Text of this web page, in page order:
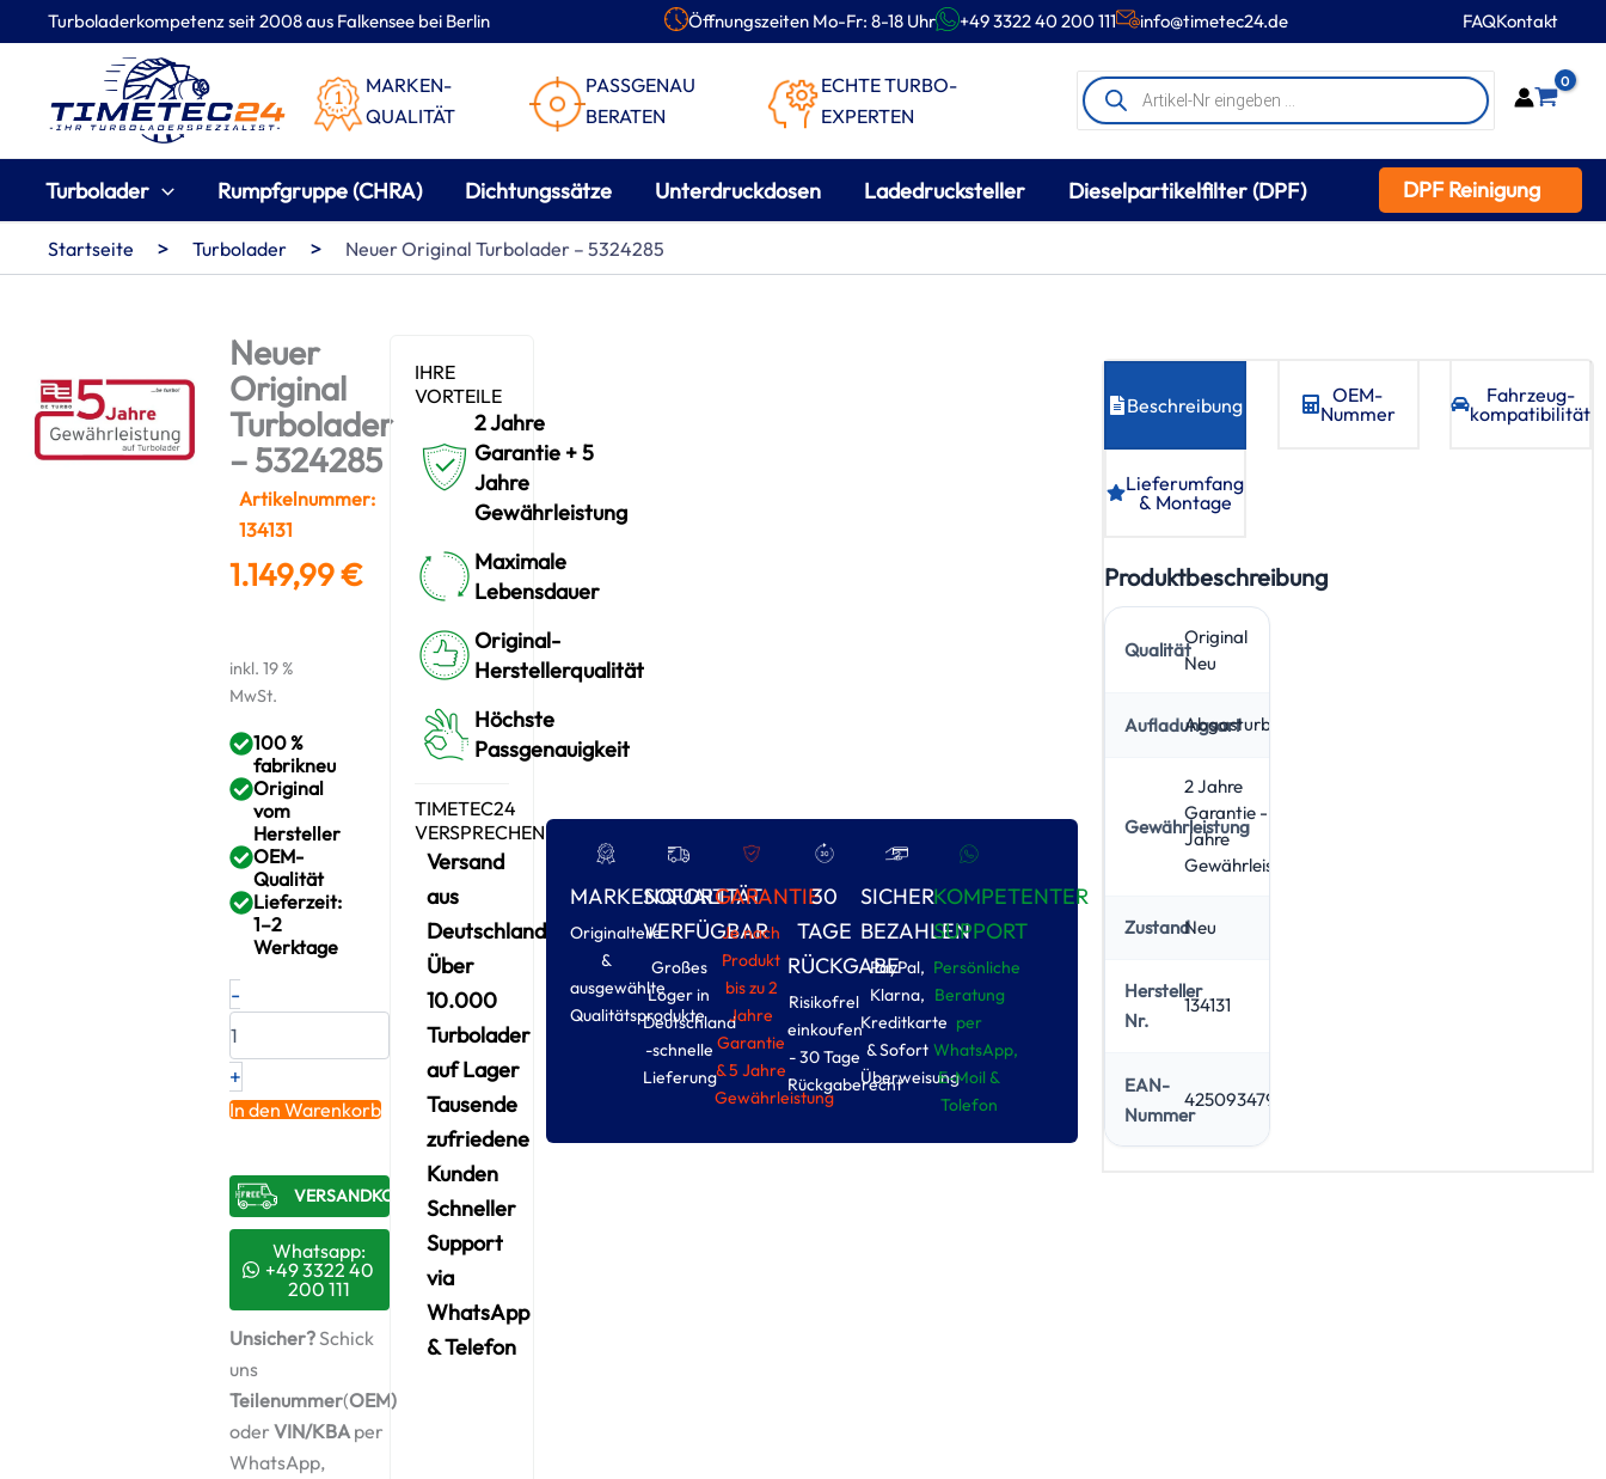
Turboladerkompetenz seit 2008 aus Falkensee bei Berlin Öffnungszeiten Mo-Fr: 8-18 Uhr +49 3322 40 200 111 info@timetec24.de FAQKontakt
MARKEN-
QUALITÄT
PASSGENAU
BERATEN
ECHTE TURBO-
EXPERTEN
Products
search
0
Turbolader Rumpfgruppe (CHRA) Dichtungssätze Unterdruckdosen Ladedrucksteller Dieselpartikelfilter (DPF) DPF Reinigung
Inhalt
Startseite > Turbolader > Neuer Original Turbolader – 5324285
Neuer
Original
Turbolader
– 5324285
Artikelnummer:
134131
1.149,99€
inkl. 19 %
MwSt.
100 %
fabrikneu
Original
vom
Hersteller
OEM-
Qualität
Lieferzeit:
1–2
Werktage
-Neuer
Original
–
5324285
Menge
+
In den Warenkorb
VERSANDKOSTENFREI​
Whatsapp:
+49 3322 40
200 111
Unsicher?Schick
uns
Teilenummer(OEM)
oderVIN/KBA per
WhatsApp,
IHRE
VORTEILE
2 Jahre
Garantie + 5
Jahre
Gewährleistung
Maximale
Lebensdauer
Original-
Herstellerqualität
Höchste
Passgenauigkeit
TIMETEC24
VERSPRECHEN
Versand
aus
Deutschland
Über
10.000
Turbolader
auf Lager
Tausende
zufriedene
Kunden
Schneller
Support
via
WhatsApp
& Telefon
MARKENQUALITÄT
Originalteile
&
ausgewählte
Qualitätsprodukte
SOFORT
VERFÜGBAR
Großes
Loger in
Deutschland
-schnelle
Lieferung
GARANTIE
Je nach
Produkt
bis zu 2
Jahre
Garantie
& 5 Jahre
Gewährleistung
30
TAGE
RÜCKGABE
Risikofrel
einkoufen
- 30 Tage
Rückgaberecht
SICHER
BEZAHLEN
PayPal,
Klarna,
Kreditkarte
& Sofort
Überweisung
KOMPETENTER
SUPPORT
Persönliche
Beratung
per
WhatsApp,
E-Moil &
Tolefon
Beschreibung
OEM-
Nummer
Fahrzeug­
kompatibilität
Lieferumfang
& Montage
Produktbeschreibung
Qualität
Original
Neu
AufladungsartAbgasturbolader
Gewährleistung
2 Jahre
Garantie - 5
Jahre
Gewährleistung
ZustandNeu
Hersteller
Nr.
134131
EAN-
Nummer
4250934790744